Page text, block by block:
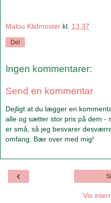
Malou Klidmoster kl. 13.37
Del
Ingen kommentarer:
Send en kommentar
Dejligt at du lægger en
alle og sætter stor pris på dem -
er små, så jeg besvarer
omfang. Bær over med mig!
‹
Vis